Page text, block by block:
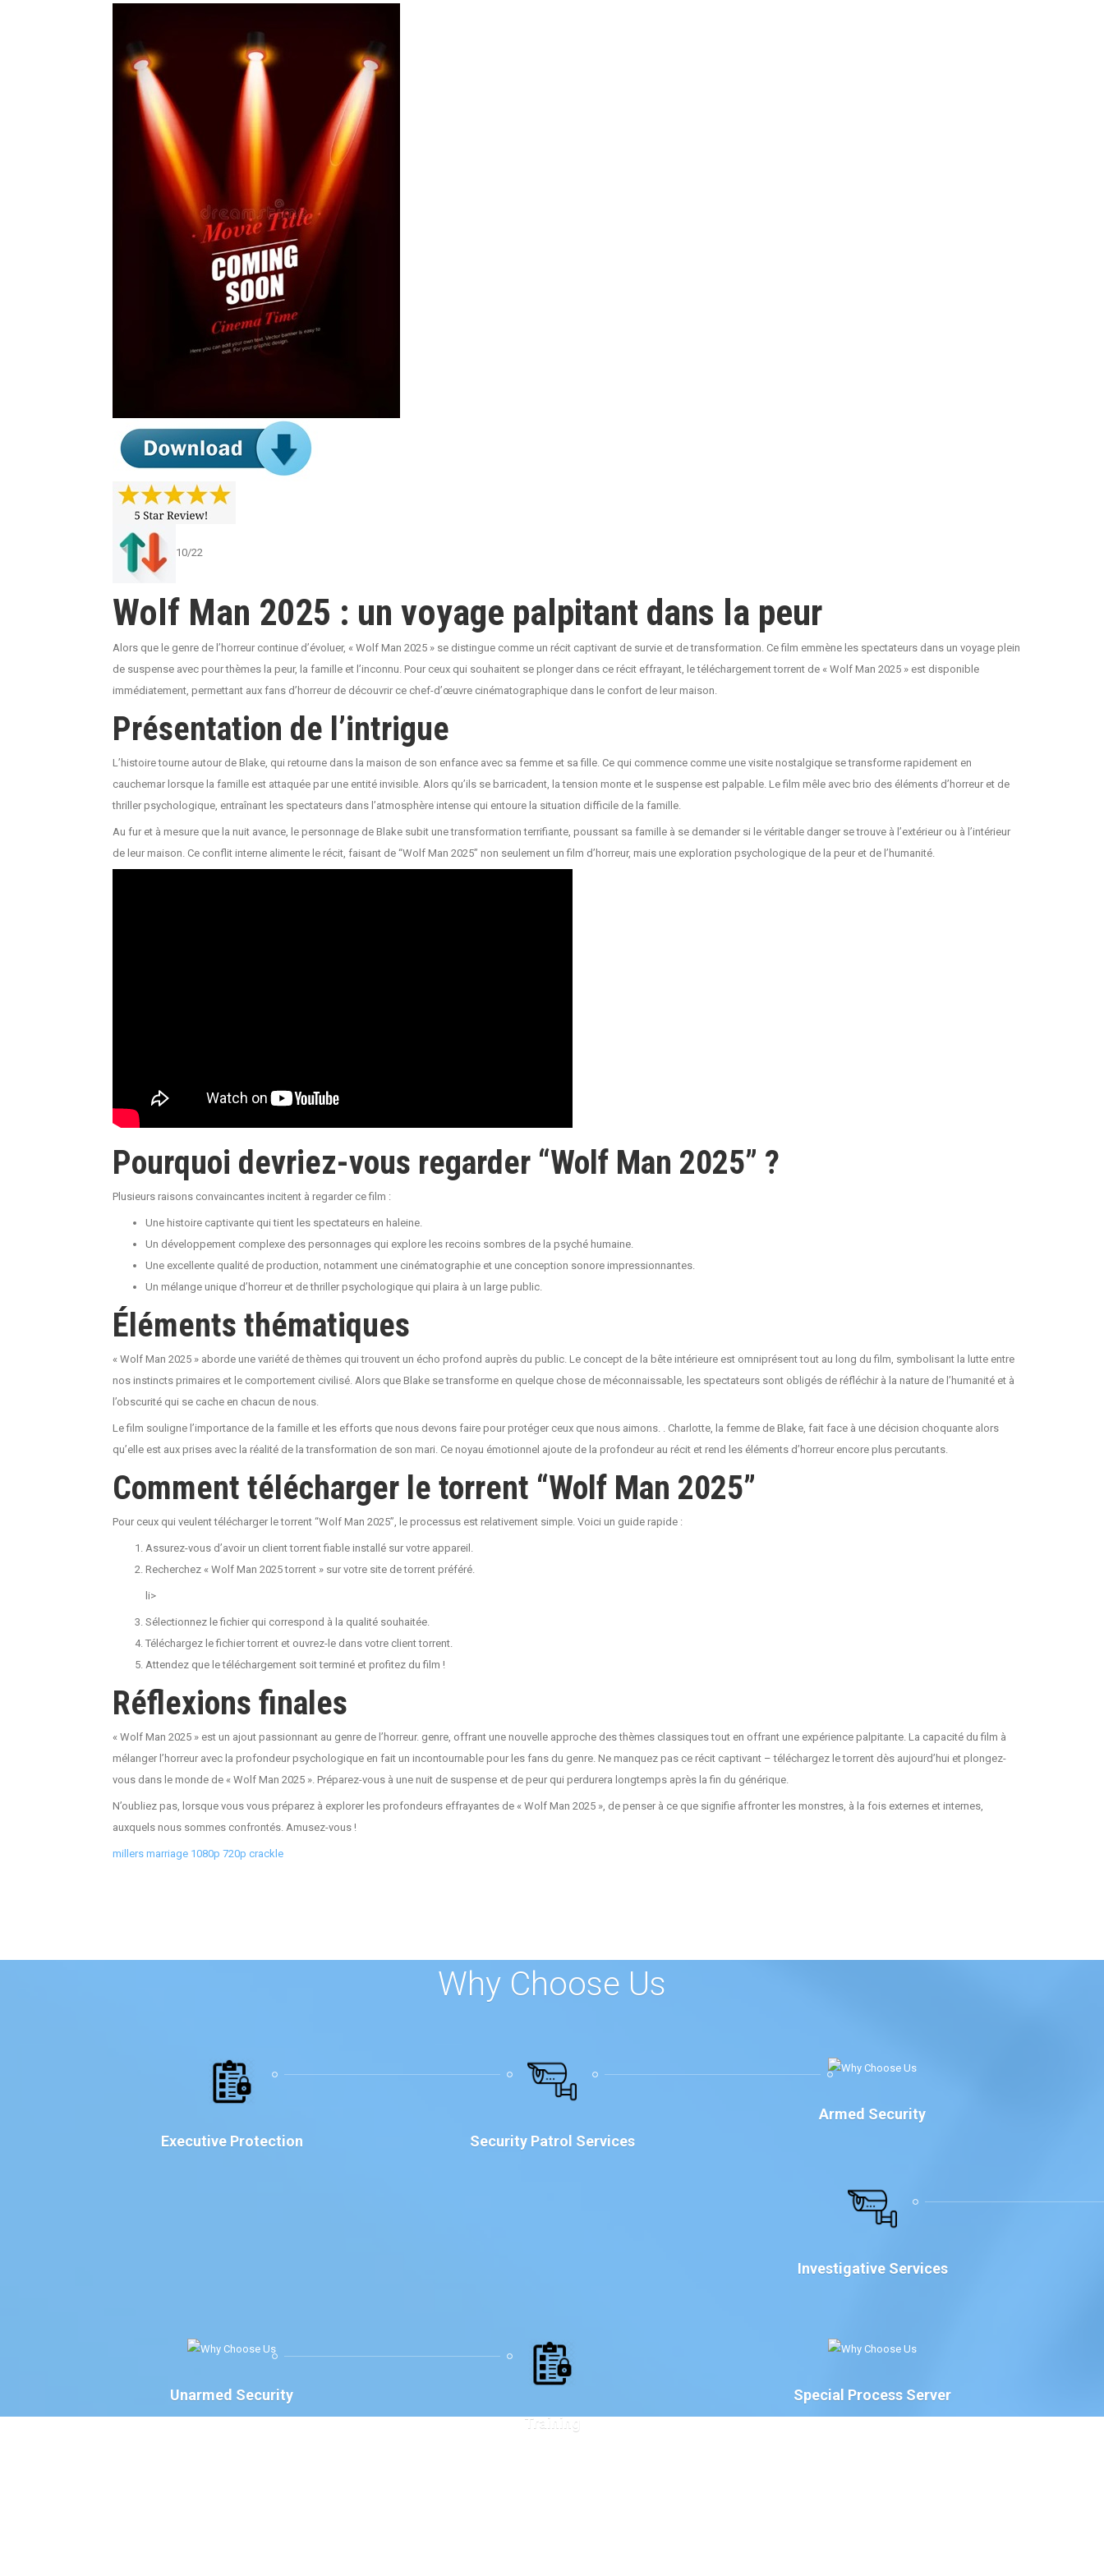
10/22
Wolf Man 2025 : un voyage palpitant dans la peur
Alors que le genre de l’horreur continue d’évoluer, « Wolf Man 2025 » se distingue comme un récit captivant de survie et de transformation. Ce film emmène les spectateurs dans un voyage plein
de suspense avec pour thèmes la peur, la famille et l’inconnu. Pour ceux qui souhaitent se plonger dans ce récit effrayant, le téléchargement torrent de « Wolf Man 2025 » est disponible
immédiatement, permettant aux fans d’horreur de découvrir ce chef-d’œuvre cinématographique dans le confort de leur maison.
Présentation de l’intrigue
L’histoire tourne autour de Blake, qui retourne dans la maison de son enfance avec sa femme et sa fille. Ce qui commence comme une visite nostalgique se transforme rapidement en
cauchemar lorsque la famille est attaquée par une entité invisible. Alors qu’ils se barricadent, la tension monte et le suspense est palpable. Le film mêle avec brio des éléments d’horreur et de
thriller psychologique, entraînant les spectateurs dans l’atmosphère intense qui entoure la situation difficile de la famille.
Au fur et à mesure que la nuit avance, le personnage de Blake subit une transformation terrifiante, poussant sa famille à se demander si le véritable danger se trouve à l’extérieur ou à l’intérieur
de leur maison. Ce conflit interne alimente le récit, faisant de “Wolf Man 2025” non seulement un film d’horreur, mais une exploration psychologique de la peur et de l’humanité.
Pourquoi devriez-vous regarder “Wolf Man 2025” ?
Plusieurs raisons convaincantes incitent à regarder ce film :
Une histoire captivante qui tient les spectateurs en haleine.
Un développement complexe des personnages qui explore les recoins sombres de la psyché humaine.
Une excellente qualité de production, notamment une cinématographie et une conception sonore impressionnantes.
Un mélange unique d’horreur et de thriller psychologique qui plaira à un large public.
Éléments thématiques
« Wolf Man 2025 » aborde une variété de thèmes qui trouvent un écho profond auprès du public. Le concept de la bête intérieure est omniprésent tout au long du film, symbolisant la lutte entre
nos instincts primaires et le comportement civilisé. Alors que Blake se transforme en quelque chose de méconnaissable, les spectateurs sont obligés de réfléchir à la nature de l’humanité et à
l’obscurité qui se cache en chacun de nous.
Le film souligne l’importance de la famille et les efforts que nous devons faire pour protéger ceux que nous aimons. . Charlotte, la femme de Blake, fait face à une décision choquante alors
qu’elle est aux prises avec la réalité de la transformation de son mari. Ce noyau émotionnel ajoute de la profondeur au récit et rend les éléments d’horreur encore plus percutants.
Comment télécharger le torrent “Wolf Man 2025”
Pour ceux qui veulent télécharger le torrent “Wolf Man 2025”, le processus est relativement simple. Voici un guide rapide :
Assurez-vous d’avoir un client torrent fiable installé sur votre appareil.
Recherchez « Wolf Man 2025 torrent » sur votre site de torrent préféré.
li>
Sélectionnez le fichier qui correspond à la qualité souhaitée.
Téléchargez le fichier torrent et ouvrez-le dans votre client torrent.
Attendez que le téléchargement soit terminé et profitez du film !
Réflexions finales
« Wolf Man 2025 » est un ajout passionnant au genre de l’horreur. genre, offrant une nouvelle approche des thèmes classiques tout en offrant une expérience palpitante. La capacité du film à
mélanger l’horreur avec la profondeur psychologique en fait un incontournable pour les fans du genre. Ne manquez pas ce récit captivant – téléchargez le torrent dès aujourd’hui et plongez-
vous dans le monde de « Wolf Man 2025 ». Préparez-vous à une nuit de suspense et de peur qui perdurera longtemps après la fin du générique.
N’oubliez pas, lorsque vous vous préparez à explorer les profondeurs effrayantes de « Wolf Man 2025 », de penser à ce que signifie affronter les monstres, à la fois externes et internes,
auxquels nous sommes confrontés. Amusez-vous !
millers marriage 1080p 720p crackle
Why Choose Us
Executive Protection Security Patrol Services
Armed Security
Investigative Services
Unarmed Security
Training
Special Process Server